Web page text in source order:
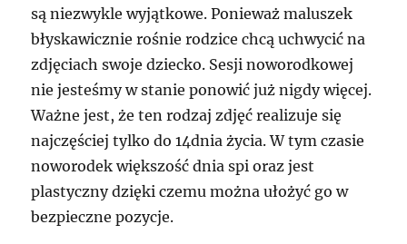
są niezwykle wyjątkowe. Ponieważ maluszek
błyskawicznie rośnie rodzice chcą uchwycić na
zdjęciach swoje dziecko. Sesji noworodkowej
nie jesteśmy w stanie ponowić już nigdy więcej.
Ważne jest, że ten rodzaj zdjęć realizuje się
najczęściej tylko do 14dnia życia. W tym czasie
noworodek większość dnia spi oraz jest
plastyczny dzięki czemu można ułożyć go w
bezpieczne pozycje.